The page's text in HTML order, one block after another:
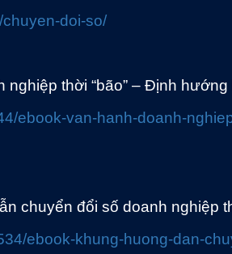
doi-so/
nghiệp thời “bão” – Định
ebook-van-hanh-doanh-
chuyển đổi số doanh nghiệp
ebook-khung-huong-dan-